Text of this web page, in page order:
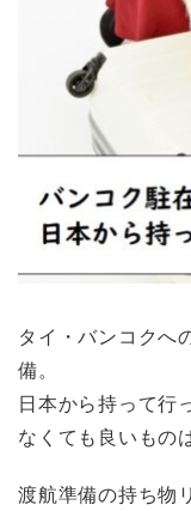
タイ・バンコクへ
備。
日本から持って行
なくても良いもの
渡航準備の持ち物